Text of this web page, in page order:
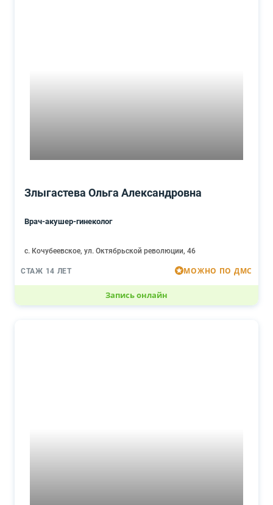
Злыгастева Ольга Александровна
Врач-акушер-гинеколог
с. Кочубеевское, ул. Октябрьской революции, 46
СТАЖ 14 ЛЕТ МОЖНО ПО ДМС
Запись онлайн